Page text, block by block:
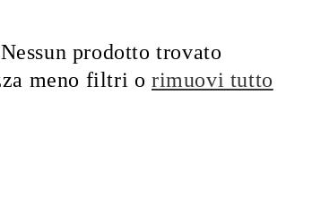
Nessun prodotto trovato
meno filtri o rimuovi tutto